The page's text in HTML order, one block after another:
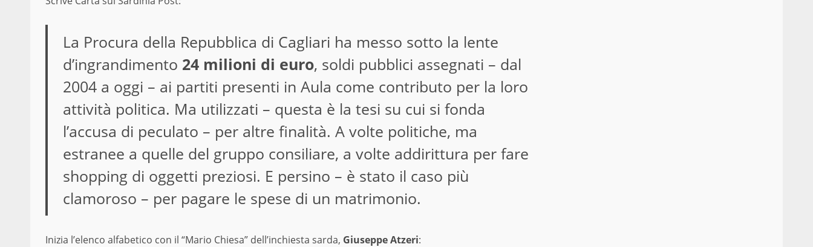
La Procura della Repubblica di Cagliari ha messo sotto la lente
d’ingrandimento 24 milioni di euro, soldi pubblici assegnati – dal
2004 a oggi – ai partiti presenti in Aula come contributo per la loro
attività politica. Ma utilizzati – questa è la tesi su cui si fonda
l’accusa di peculato – per altre finalità. A volte politiche, ma
estranee a quelle del gruppo consiliare, a volte addirittura per fare
shopping di oggetti preziosi. E persino – è stato il caso più
clamoroso – per pagare le spese di un matrimonio.
Inizia l’elenco alfabetico con il “Mario Chiesa” dell’inchiesta sarda, Giuseppe Atzeri: